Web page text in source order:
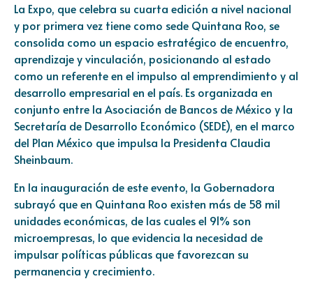
La Expo, que celebra su cuarta edición a nivel nacional
y por primera vez tiene como sede Quintana Roo, se
consolida como un espacio estratégico de encuentro,
aprendizaje y vinculación, posicionando al estado
como un referente en el impulso al emprendimiento y al
desarrollo empresarial en el país. Es organizada en
conjunto entre la Asociación de Bancos de México y la
Secretaría de Desarrollo Económico (SEDE), en el marco
del Plan México que impulsa la Presidenta Claudia
Sheinbaum.
En la inauguración de este evento, la Gobernadora
subrayó que en Quintana Roo existen más de 58 mil
unidades económicas, de las cuales el 91% son
microempresas, lo que evidencia la necesidad de
impulsar políticas públicas que favorezcan su
permanencia y crecimiento.